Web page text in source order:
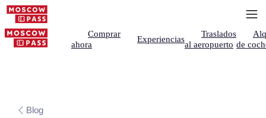
Comprar
ahora
Experiencias
Traslados
al aeropuerto de
Blog